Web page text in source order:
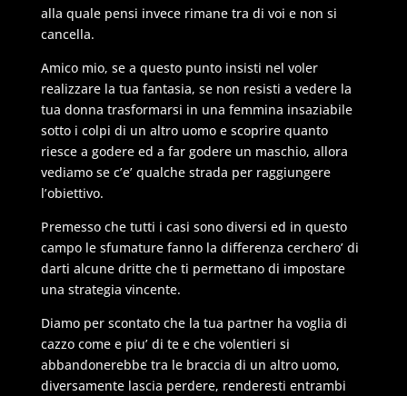
alla quale pensi invece rimane tra di voi e non si
cancella.
Amico mio, se a questo punto insisti nel voler
realizzare la tua fantasia, se non resisti a vedere la
tua donna trasformarsi in una femmina insaziabile
sotto i colpi di un altro uomo e scoprire quanto
riesce a godere ed a far godere un maschio, allora
vediamo se c’e’ qualche strada per raggiungere
l’obiettivo.
Premesso che tutti i casi sono diversi ed in questo
campo le sfumature fanno la differenza cerchero’ di
darti alcune dritte che ti permettano di impostare
una strategia vincente.
Diamo per scontato che la tua partner ha voglia di
cazzo come e piu’ di te e che volentieri si
abbandonerebbe tra le braccia di un altro uomo,
diversamente lascia perdere, renderesti entrambi